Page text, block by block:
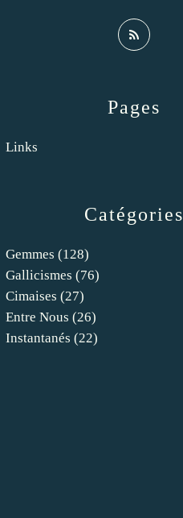
Catégories
Gemmes (128)
Gallicismes (76)
Cimaises (27)
Entre Nous (26)
Instantanés (22)
Pages
Links